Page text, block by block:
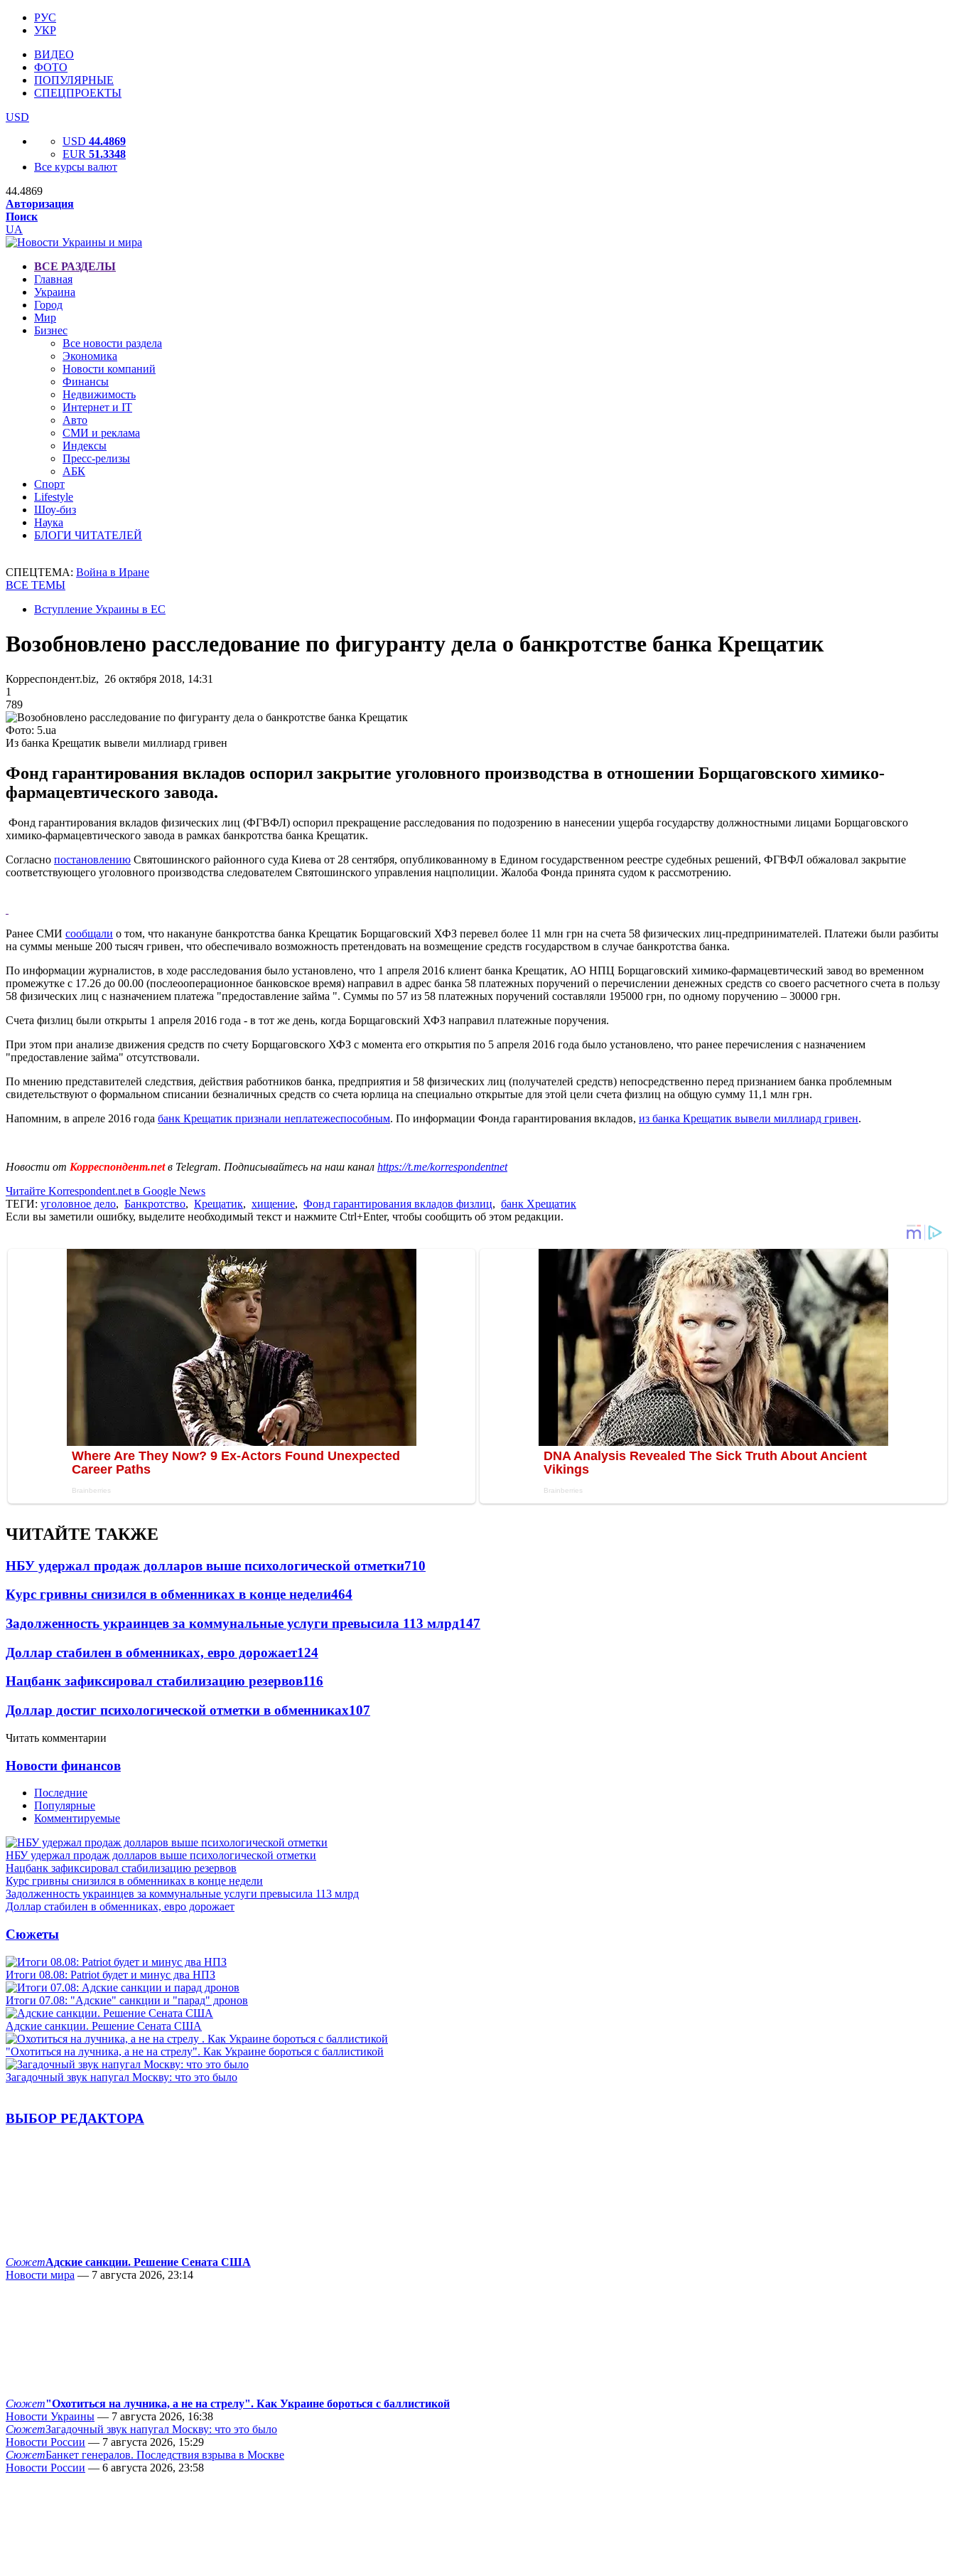
РУС
УКР
ВИДЕО
ФОТО
ПОПУЛЯРНЫЕ
СПЕЦПРОЕКТЫ
USD
USD 44.4869
EUR 51.3348
Все курсы валют
44.4869
Авторизация
Поиск
UA
ВСЕ РАЗДЕЛЫ
Главная
Украина
Город
Мир
Бизнес
Все новости раздела
Экономика
Новости компаний
Финансы
Недвижимость
Интернет и IT
Авто
СМИ и реклама
Индексы
Пресс-релизы
АБК
Спорт
Lifestyle
Шоу-биз
Наука
БЛОГИ ЧИТАТЕЛЕЙ
СПЕЦТЕМА: Война в Иране
ВСЕ ТЕМЫ
Вступление Украины в ЕС
Возобновлено расследование по фигуранту дела о банкротстве банка Крещатик
Корреспондент.biz, 26 октября 2018, 14:31
1
789
Фото: 5.ua
Из банка Крещатик вывели миллиард гривен
Фонд гарантирования вкладов оспорил закрытие уголовного производства в отношении Борщаговского химико-
фармацевтического завода.
Фонд гарантирования вкладов физических лиц (ФГВФЛ) оспорил прекращение расследования по подозрению в нанесении ущерба государству должностными лицами Борщаговского
химико-фармацевтического завода в рамках банкротства банка Крещатик.
Согласно постановлению Святошинского районного суда Киева от 28 сентября, опубликованному в Едином государственном реестре судебных решений, ФГВФЛ обжаловал закрытие
соответствующего уголовного производства следователем Святошинского управления нацполиции. Жалоба Фонда принята судом к рассмотрению.
Ранее СМИ сообщали о том, что накануне банкротства банка Крещатик Борщаговский ХФЗ перевел более 11 млн грн на счета 58 физических лиц-предпринимателей. Платежи были разбиты
на суммы меньше 200 тысяч гривен, что обеспечивало возможность претендовать на возмещение средств государством в случае банкротства банка.
По информации журналистов, в ходе расследования было установлено, что 1 апреля 2016 клиент банка Крещатик, АО НПЦ Борщаговский химико-фармацевтический завод во временном
промежутке с 17.26 до 00.00 (послеооперационное банковское время) направил в адрес банка 58 платежных поручений о перечислении денежных средств со своего расчетного счета в пользу
58 физических лиц с назначением платежа "предоставление займа ". Суммы по 57 из 58 платежных поручений составляли 195000 грн, по одному поручению – 30000 грн.
Счета физлиц были открыты 1 апреля 2016 года - в тот же день, когда Борщаговский ХФЗ направил платежные поручения.
При этом при анализе движения средств по счету Борщаговского ХФЗ с момента его открытия по 5 апреля 2016 года было установлено, что ранее перечисления с назначением
"предоставление займа" отсутствовали.
По мнению представителей следствия, действия работников банка, предприятия и 58 физических лиц (получателей средств) непосредственно перед признанием банка проблемным
свидетельствуют о формальном списании безналичных средств со счета юрлица на специально открытые для этой цели счета физлиц на общую сумму 11,1 млн грн.
Напомним, в апреле 2016 года банк Крещатик признали неплатежеспособным. По информации Фонда гарантирования вкладов, из банка Крещатик вывели миллиард гривен.
Новости от Корреспондент.netв Telegram. Подписывайтесь на наш канал https://t.me/korrespondentnet
Читайте Korrespondent.net в Google News
ТЕГИ: уголовное дело, Банкротство, Крещатик, хищение, Фонд гарантирования вкладов физлиц, банк Хрещатик
Если вы заметили ошибку, выделите необходимый текст и нажмите Ctrl+Enter, чтобы сообщить об этом редакции.
ЧИТАЙТЕ ТАКЖЕ
НБУ удержал продаж долларов выше психологической отметки710
Курс гривны снизился в обменниках в конце недели464
Задолженность украинцев за коммунальные услуги превысила 113 млрд147
Доллар стабилен в обменниках, евро дорожает124
Нацбанк зафиксировал стабилизацию резервов116
Доллар достиг психологической отметки в обменниках107
Читать комментарии
Новости финансов
Последние
Популярные
Комментируемые
НБУ удержал продаж долларов выше психологической отметки
Нацбанк зафиксировал стабилизацию резервов
Курс гривны снизился в обменниках в конце недели
Задолженность украинцев за коммунальные услуги превысила 113 млрд
Доллар стабилен в обменниках, евро дорожает
Сюжеты
Итоги 08.08: Patriot будет и минус два НПЗ
Итоги 07.08: "Адские" санкции и "парад" дронов
Адские санкции. Решение Сената США
"Охотиться на лучника, а не на стрелу". Как Украине бороться с баллистикой
Загадочный звук напугал Москву: что это было
ВЫБОР РЕДАКТОРА
СюжетАдские санкции. Решение Сената США
Новости мира — 7 августа 2026, 23:14
Сюжет"Охотиться на лучника, а не на стрелу". Как Украине бороться с баллистикой
Новости Украины — 7 августа 2026, 16:38
СюжетЗагадочный звук напугал Москву: что это было
Новости России — 7 августа 2026, 15:29
СюжетБанкет генералов. Последствия взрыва в Москве
Новости России — 6 августа 2026, 23:58